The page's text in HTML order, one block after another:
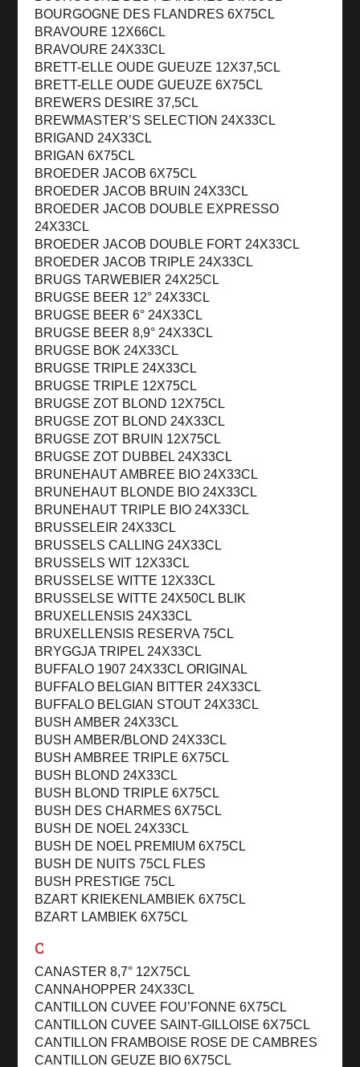
BOURGOGNE DES FLANDRES 6X75CL
BRAVOURE 12X66CL
BRAVOURE 24X33CL
BRETT-ELLE OUDE GUEUZE 12X37,5CL
BRETT-ELLE OUDE GUEUZE 6X75CL
BREWERS DESIRE 37,5CL
BREWMASTER’S SELECTION 24X33CL
BRIGAND 24X33CL
BRIGAN 6X75CL
BROEDER JACOB 6X75CL
BROEDER JACOB BRUIN 24X33CL
BROEDER JACOB DOUBLE EXPRESSO
24X33CL
BROEDER JACOB DOUBLE FORT 24X33CL
BROEDER JACOB TRIPLE 24X33CL
BRUGS TARWEBIER 24X25CL
BRUGSE BEER 12° 24X33CL
BRUGSE BEER 6° 24X33CL
BRUGSE BEER 8,9° 24X33CL
BRUGSE BOK 24X33CL
BRUGSE TRIPLE 24X33CL
BRUGSE TRIPLE 12X75CL
BRUGSE ZOT BLOND 12X75CL
BRUGSE ZOT BLOND 24X33CL
BRUGSE ZOT BRUIN 12X75CL
BRUGSE ZOT DUBBEL 24X33CL
BRUNEHAUT AMBREE BIO 24X33CL
BRUNEHAUT BLONDE BIO 24X33CL
BRUNEHAUT TRIPLE BIO 24X33CL
BRUSSELEIR 24X33CL
BRUSSELS CALLING 24X33CL
BRUSSELS WIT 12X33CL
BRUSSELSE WITTE 12X33CL
BRUSSELSE WITTE 24X50CL BLIK
BRUXELLENSIS 24X33CL
BRUXELLENSIS RESERVA 75CL
BRYGGJA TRIPEL 24X33CL
BUFFALO 1907 24X33CL ORIGINAL
BUFFALO BELGIAN BITTER 24X33CL
BUFFALO BELGIAN STOUT 24X33CL
BUSH AMBER 24X33CL
BUSH AMBER/BLOND 24X33CL
BUSH AMBREE TRIPLE 6X75CL
BUSH BLOND 24X33CL
BUSH BLOND TRIPLE 6X75CL
BUSH DES CHARMES 6X75CL
BUSH DE NOEL 24X33CL
BUSH DE NOEL PREMIUM 6X75CL
BUSH DE NUITS 75CL FLES
BUSH PRESTIGE 75CL
BZART KRIEKENLAMBIEK 6X75CL
BZART LAMBIEK 6X75CL
C
CANASTER 8,7° 12X75CL
CANNAHOPPER 24X33CL
CANTILLON CUVEE FOU’FONNE 6X75CL
CANTILLON CUVEE SAINT-GILLOISE 6X75CL
CANTILLON FRAMBOISE ROSE DE CAMBRES
CANTILLON GEUZE BIO 6X75CL